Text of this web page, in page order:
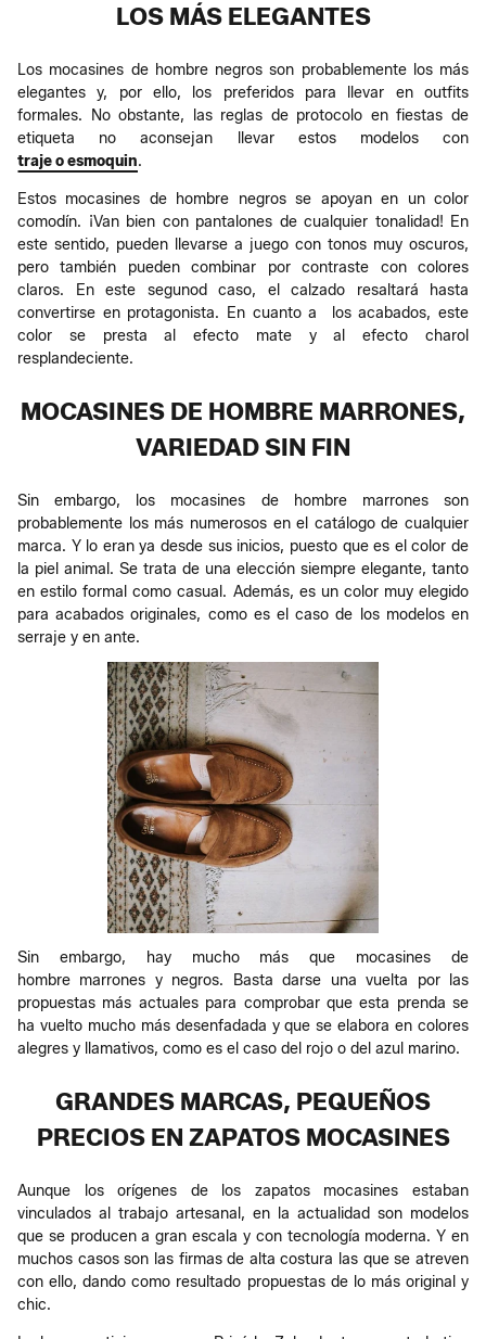
LOS MÁS ELEGANTES
Los mocasines de hombre negros son probablemente los más
elegantes y, por ello, los preferidos para llevar en outfits
formales. No obstante, las reglas de protocolo en fiestas de
etiqueta no aconsejan llevar estos modelos con
traje o esmoquin.
Estos mocasines de hombre negros se apoyan en un color
comodín. ¡Van bien con pantalones de cualquier tonalidad! En
este sentido, pueden llevarse a juego con tonos muy oscuros,
pero también pueden combinar por contraste con colores
claros. En este segunod caso, el calzado resaltará hasta
convertirse en protagonista. En cuanto a los acabados, este
color se presta al efecto mate y al efecto charol
resplandeciente.
MOCASINES DE HOMBRE MARRONES,
VARIEDAD SIN FIN
Sin embargo, los mocasines de hombre marrones son
probablemente los más numerosos en el catálogo de cualquier
marca. Y lo eran ya desde sus inicios, puesto que es el color de
la piel animal. Se trata de una elección siempre elegante, tanto
en estilo formal como casual. Además, es un color muy elegido
para acabados originales, como es el caso de los modelos en
serraje y en ante.
Sin embargo, hay mucho más que mocasines de
hombre marrones y negros. Basta darse una vuelta por las
propuestas más actuales para comprobar que esta prenda se
ha vuelto mucho más desenfadada y que se elabora en colores
alegres y llamativos, como es el caso del rojo o del azul marino.
GRANDES MARCAS, PEQUEÑOS
PRECIOS EN ZAPATOS MOCASINES
Aunque los orígenes de los zapatos mocasines estaban
vinculados al trabajo artesanal, en la actualidad son modelos
que se producen a gran escala y con tecnología moderna. Y en
muchos casos son las firmas de alta costura las que se atreven
con ello, dando como resultado propuestas de lo más original y
chic.